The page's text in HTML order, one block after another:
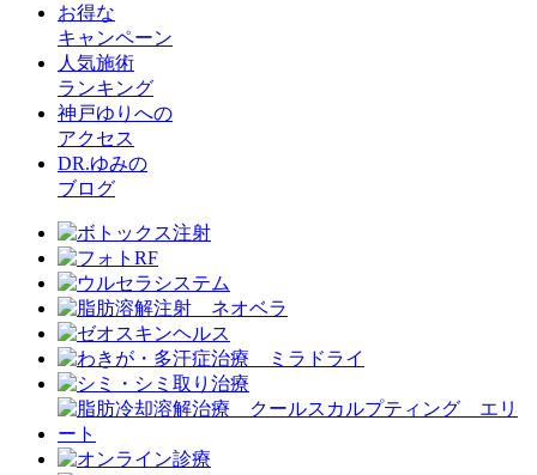
お得な
キャンペーン
人気施術
ランキング
神戸ゆりへの
アクセス
DR.ゆみの
ブログ